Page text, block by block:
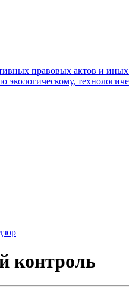
правовых актов и
контроль